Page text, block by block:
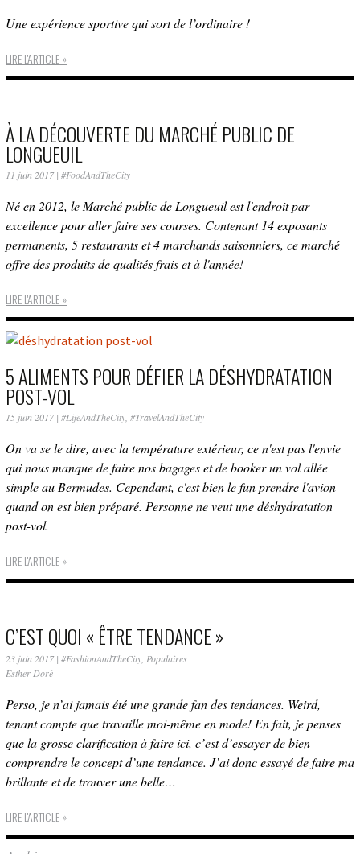
Une expérience sportive qui sort de l’ordinaire !
LIRE L'ARTICLE »
À LA DÉCOUVERTE DU MARCHÉ PUBLIC DE
LONGUEUIL
11 juin 2017 | #FoodAndTheCity
Né en 2012, le Marché public de Longueuil est l'endroit par
excellence pour aller faire ses courses. Contenant 14 exposants
permanents, 5 restaurants et 4 marchands saisonniers, ce marché
offre des produits de qualités frais et à l'année!
LIRE L'ARTICLE »
5 ALIMENTS POUR DÉFIER LA DÉSHYDRATATION
POST-VOL
15 juin 2017 | #LifeAndTheCity, #TravelAndTheCity
On va se le dire, avec la température extérieur, ce n'est pas l'envie
qui nous manque de faire nos bagages et de booker un vol allée
simple au Bermudes. Cependant, c'est bien le fun prendre l'avion
quand on est bien préparé. Personne ne veut une déshydratation
post-vol.
LIRE L'ARTICLE »
C’EST QUOI « ÊTRE TENDANCE »
23 juin 2017 | #FashionAndTheCity, Populaires
Esther Doré
Perso, je n’ai jamais été une grande fan des tendances. Weird,
tenant compte que travaille moi-même en mode! En fait, je penses
que la grosse clarification à faire ici, c’est d’essayer de bien
comprendre le concept d’une tendance. J’ai donc essayé de faire ma
brillante et de trouver une belle…
LIRE L'ARTICLE »